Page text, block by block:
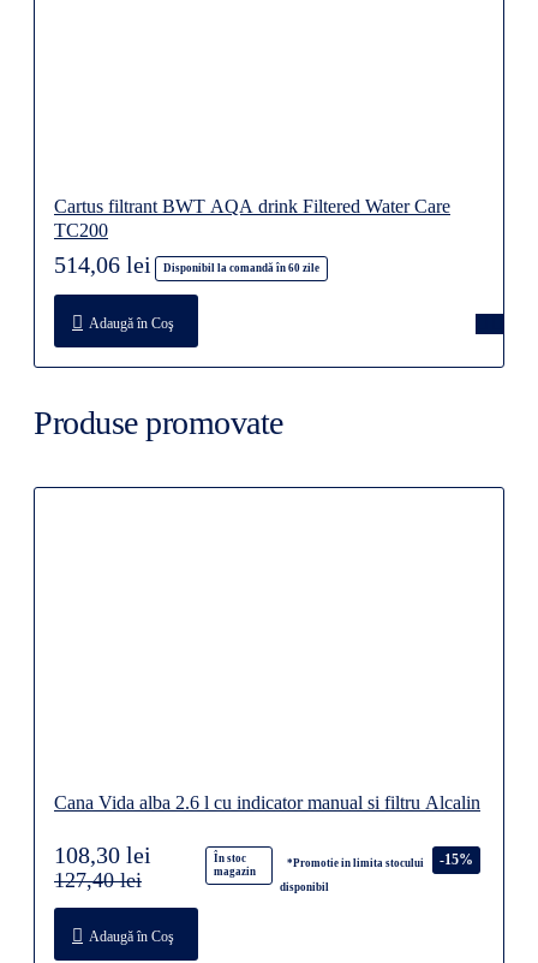
Cartus filtrant BWT AQA drink Filtered Water Care
TC200
Disponibil la comandă în 60 zile
514,06 lei
Adaugă în Coş
Produse promovate
Cana Vida alba 2.6 l cu indicator manual si filtru Alcalin
În stoc
magazin
*Promotie in limita stocului
disponibil
-15%
108,30 lei
127,40 lei
Adaugă în Coş